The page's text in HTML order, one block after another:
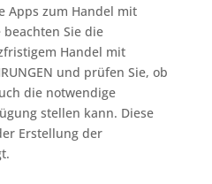
Apps zum Handel mit
Sie die
Handel mit
und prüfen Sie, ob
die notwendige
stellen kann. Diese
Erstellung der